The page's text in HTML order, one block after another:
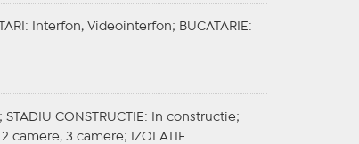
: Interfon, Videointerfon; BUCATARIE :
STADIU CONSTRUCTIE : In constructie;
camere, 3 camere;
IZOLATIE